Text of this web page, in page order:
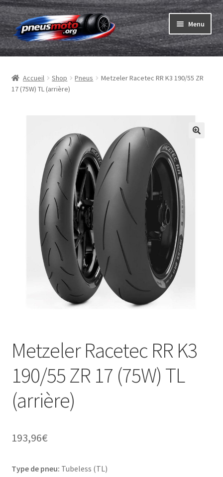
Aller
à
la
navigation
Aller
au
contenu
Menu
Pneus
Ouvrir
menu
Chambres & fonds
Ouvrir
menu
Accueil Shop Pneus
Metzeler Racetec RR K3 190/55 ZR
17 (75W) TL (arrière)
Metzeler Racetec RR K3
190/55 ZR 17 (75W) TL
(arrière)
193,96€
Type de pneu: Tubeless (TL)